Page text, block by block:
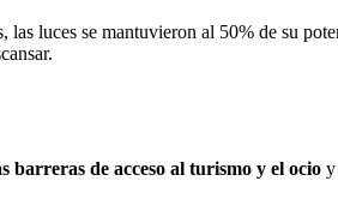
luces se mantuvieron al 50% de su
barreras de acceso al turismo y el ocio y